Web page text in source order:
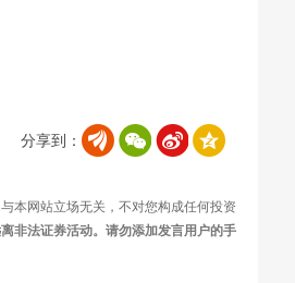
分享到：
本网站立场无关，不对您构成任何投资
非法证券活动。请勿添加发言用户的手